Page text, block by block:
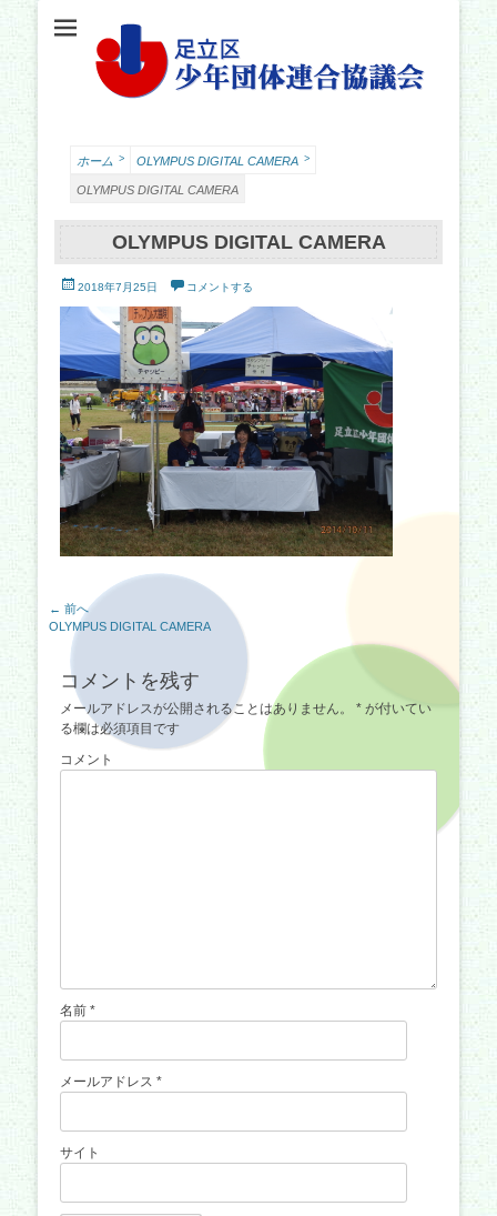
足立区少年団体連
合協議会
足立少年団体連合協議会（少連協）は、地域の力と行政をつなぐ役割を担い、足立
区の子どもたちの健やかな成長を願い、活動しています。
ホーム > OLYMPUS DIGITAL CAMERA >
OLYMPUS DIGITAL CAMERA
OLYMPUS DIGITAL CAMERA
投
日
2018年7月25日 コメントする
投
稿
ビ
ゲ
シ
← 前へ
前
OLYMPUS DIGITAL CAMERA
コメントを残す
メールアドレスが公開されることはありません。 * が付いてい
る欄は必須項目です
コメント
名前 *
メールアドレス *
サイト